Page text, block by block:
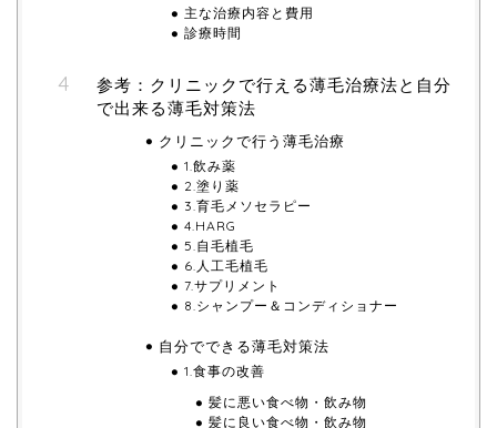
主な治療内容と費用
診療時間
参考：クリニックで行える薄毛治療法と自分
で出来る薄毛対策法
クリニックで行う薄毛治療
1.飲み薬
2.塗り薬
3.育毛メソセラピー
4.HARG
5.自毛植毛
6.人工毛植毛
7.サプリメント
8.シャンプー＆コンディショナー
自分でできる薄毛対策法
1.食事の改善
髪に悪い食べ物・飲み物
髪に良い食べ物・飲み物